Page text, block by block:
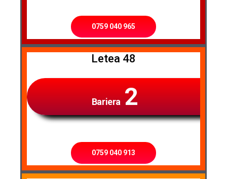
0759 040 965
Letea 48
Bariera 2
0759 040 913